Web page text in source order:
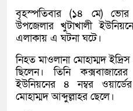
বৃহস্পতিবার (১৪ মে) ভোর
উপজেলার খুটাখালী
এলাকায় এ ঘটনা ঘটে।
নিহত মাওলানা মোহাম্মদ
ছিলেন। তিনি
ইউনিয়নের ৪ নম্বর ওয়ার্ডের
মোহাম্মদ আব্দুল্লাহর ছেলে।